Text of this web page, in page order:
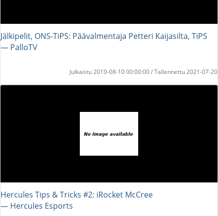
Jälkipelit, ONS-TiPS: Päävalmentaja Petteri Kaijasilta, TiPS
― PalloTV
Julkaistu 2019-08-10 00:00:00 / Tallennettu 2021-07-20
Hercules Tips & Tricks #2: iRocket McCree
― Hercules Esports